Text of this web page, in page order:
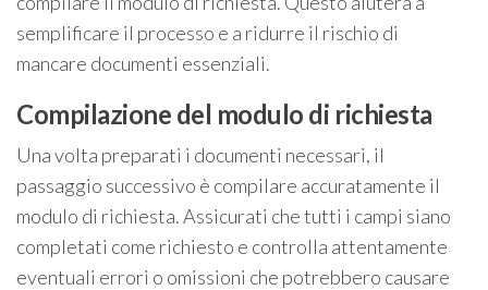
semplificare il processo e a ridurre il rischio di
mancare documenti essenziali.
Compilazione del modulo di richiesta
Una volta preparati i documenti necessari, il
passaggio successivo è compilare accuratamente il
modulo di richiesta. Assicurati che tutti i campi siano
completati come richiesto e controlla attentamente
eventuali errori o omissioni che potrebbero causare